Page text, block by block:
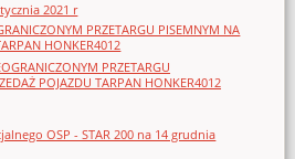
2021 r
PRZETARGU PISEMNYM NA
HONKER4012
PRZETARGU
POJAZDU TARPAN HONKER4012
OSP - STAR 200 na 14 grudnia